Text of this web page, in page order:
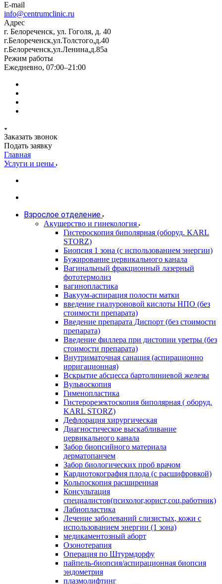
E-mail
info@centrumclinic.ru
Адрес
г. Белореченск, ул. Гоголя, д. 40
г.Белореченск,ул.Толстого,д.40
г.Белореченск,ул.Ленина,д.85а
Режим работы
Ежедневно, 07:00–21:00
Заказать звонок
Подать заявку
Главная
Услуги и цены
Взрослое отделение
Акушерство и гинекология
Гистероскопия биполярная (оборуд. KARL
STORZ)
Биопсия 1 зона (с использованием энергии)
Бужирование цервикального канала
Вагинальный фракционный лазерный
фототермолиз
вагинопластика
Вакуум-аспирация полости матки
введение гиалуроновой кислоты НПО (без
стоимости препарата)
Введение препарата Диспорт (без стоимости
препарата)
Введение филлера при дистопии уретры (без
стоимости препарата)
Внутриматочная санация (аспирационно
ирригационная)
Вскрытие абсцесса бартолиниевой железы
Вульвоскопия
Гименопластика
Гистерорезектоскопия биполярная ( оборуд.
KARL STORZ)
Дефлорация хирургическая
Диагностическое выскабливание
цервикального канала
Забор биопсийного материала
дерматопанчем
Забор биологических проб врачом
Кардиотокография плода (с расшифровкой)
Кольпоскопия расширенная
Консультация
специалистов(психолог,юрист,соц.работник)
Лабиопластика
Лечение заболеваний слизистых, кожи с
использованием энергии (1 зона)
медикаментозный аборт
Озонотерапия
Операция по Штурмдорфу
пайпель-биопсия/аспирационная биопсия
эндометрия
плазмолифтинг